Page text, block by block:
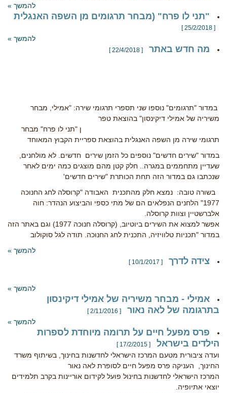
להמשך »
"תני לו פרח" (מבחר תרגומים מן השפה האנגלית
[ 25/2/2018 ]
להמשך »
מה חדש באתר [ 22/4/2018 ]
במדור "תרגומים" נוספו שני תספרי תרגומי שירה: "אמילי, מבחר
משיריה של אמילי דיקינסון" בהוצאת טפר
ן "תני לו פרח" מבחר
תרגומי שירה מן השפה האנגלית בהוצאת ספריית הקבוץ המאוחד
במדור "שירים חדשים" נוספים כל הזמן שירים חדשים. לא מולחנים,
שעדיין מתחממים במגרה.. חלק קטן מהם מוצגים כמה ימים לאחר
שנכתבו גם במדור הזה תחת הכותרת "שירים חדשים'
בשורה טובה: נמצא חלק מהתכנית האבודה "קרוסלה לחג החנוכה
1977" הלחנים הנפלאים הם של מתי כספי והביצוע הנהדר: חוה
אלברשטיין וצוות קרוסלה.
אפשר למצוא את השירים ביוטיוב, (קרוסלה חנוכה 1977) וגם באתר הזה
במדור "תכניות טלוויזיה, התכנית לחג החנוכה. תודה לגל סוקולוב
להמשך »
צידה לדרך [ 10/1/2017 ]
להמשך »
אמילי - מבחר משיריה של אמילי דיקינסון
בתרגומה של לאה נאור
[ 2/11/2016 ]
להמשך »
פרס מפעל חיים על תרומה מיוחדת לספרות
הילדים בישראל
[ 17/2/2015 ]
ועדה ציבורית מטעם המרכז הישראלי לחדשנות בחינוך, בשיתוף משרד
החינוך, העניקה פרס מפעל חיים לסופרת לאה נאור
המרכז הישראלי לחדשנות בחינול פועל לקידום אוריינות בקרב תלמידים
יוצאי אתיופיה.